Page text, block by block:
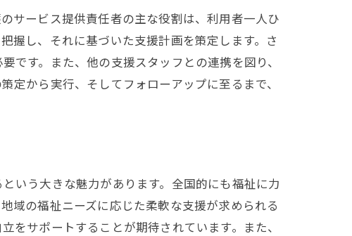
サービス提供責任者の主な役割は、利用者一人ひ
握し、それに基づいた支援計画を策定します。さ
す。また、他の支援スタッフとの連携を図り、
から実行、そしてフォローアップに至るまで、
いう大きな魅力があります。全国的にも福祉に力
域の福祉ニーズに応じた柔軟な支援が求められる
サポートすることが期待されています。また、